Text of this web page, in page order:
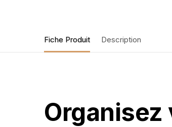
Fiche Produit Description
Organisez